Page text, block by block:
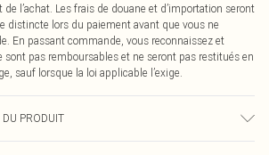
l’achat. Les frais de douane et d’importation seront
distincte lors du paiement avant que vous ne
En passant commande, vous reconnaissez et
sont pas remboursables et ne seront pas restitués en
sauf lorsque la loi applicable l’exige.
PRODUIT